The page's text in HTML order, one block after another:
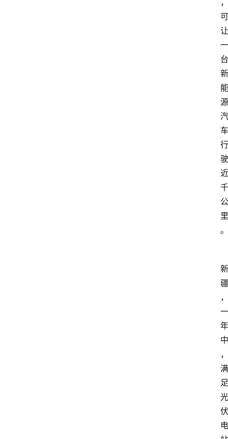
，
可
让
一
台
新
能
源
汽
车
行
驶
近
千
公
里
。
新
疆
，
一
年
中
，
满
足
光
伏
电